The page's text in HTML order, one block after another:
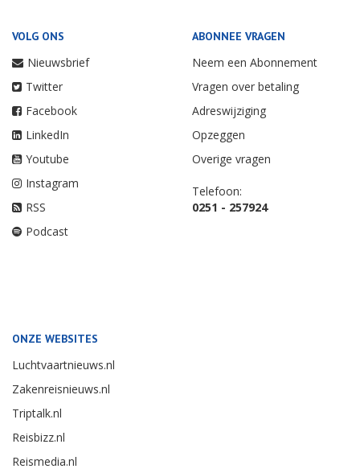
VOLG ONS
Nieuwsbrief
Twitter
Facebook
LinkedIn
Youtube
Instagram
RSS
Podcast
ABONNEE VRAGEN
Neem een Abonnement
Vragen over betaling
Adreswijziging
Opzeggen
Overige vragen
Telefoon:
0251 - 257924
ONZE WEBSITES
Luchtvaartnieuws.nl
Zakenreisnieuws.nl
Triptalk.nl
Reisbizz.nl
Reismedia.nl